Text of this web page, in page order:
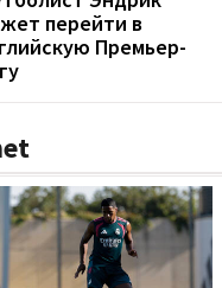
перейти в
Премьер-